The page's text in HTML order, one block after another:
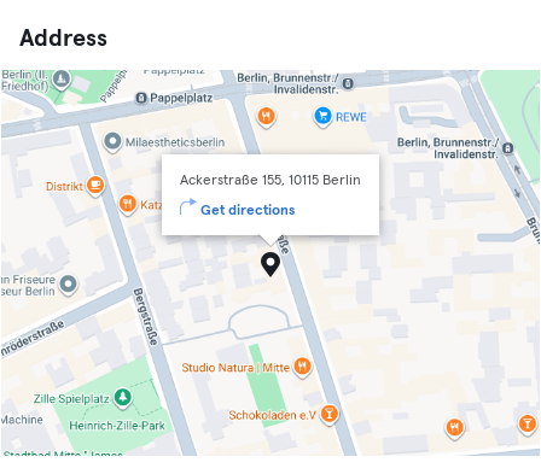
Address
Ackerstraße 155, 10115 Berlin
Get directions